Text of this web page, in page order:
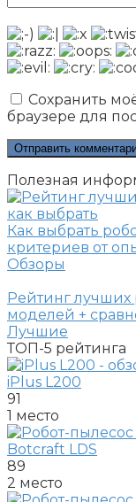
Сохранить
браузере для
Полезная
Как выбрать
критериев от
Обзоры
Рейтинг лучших
моделей +
Лучшие
ТОП-5 рейтинга
iPlus L200
91
1 место
Botcraft LDS
89
2 место